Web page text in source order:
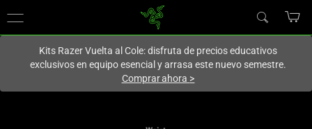
En este momento estás en el sitio de
Kits Razer Vuelta al Cole: disfruta de precios educativos
exclusivos en equipo esencial y arrasa este nuevo semestre.
Comprar ahora >